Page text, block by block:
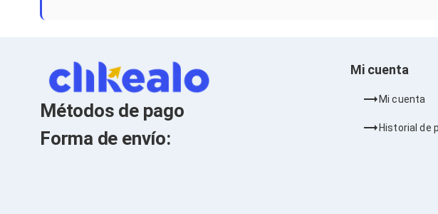
Repetidores USB
Adaptadores Audio USB
Dispositivos de Entrada
Mousepads
Teclados
Teclados Numéricos
Controles de Juego para PC
Métodos de pago
Forma de envío:
Mi cuenta
Mi cuenta
Historial de